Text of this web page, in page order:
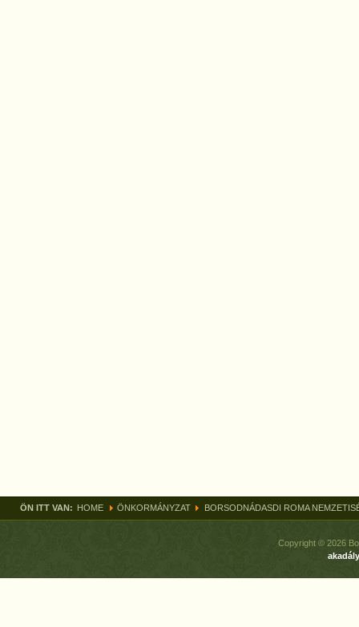
ÖN ITT VAN: HOME ÖNKORMÁNYZAT BORSODNÁDASDI ROMA
Copyright © 2026